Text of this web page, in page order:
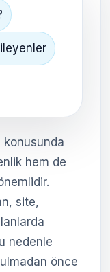
konusunda
hem de
site,
nedenle
önce